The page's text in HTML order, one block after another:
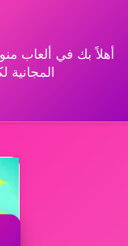
أهلاً بك في ألعاب